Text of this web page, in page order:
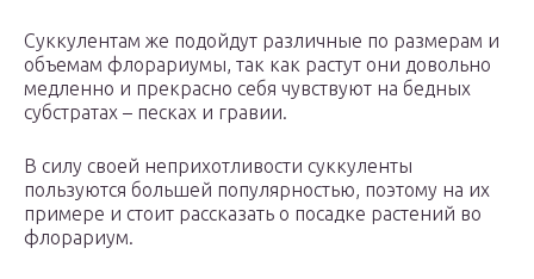
Суккулентам же подойдут различные по размерам и
объемам флорариумы, так как растут они довольно
медленно и прекрасно себя чувствуют на бедных
субстратах – песках и гравии.
В силу своей неприхотливости суккуленты
пользуются большей популярностью, поэтому на их
примере и стоит рассказать о посадке растений во
флорариум.